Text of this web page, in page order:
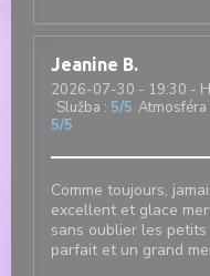
Jeanine B
2026-07-30 - 19:30 -
Služba : 5/5 Atmosféra
5/5
Comme toujours,
excellent et glace
sans oublier les
parfait et un grand